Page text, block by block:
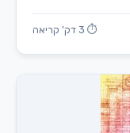
⏱ 3 דק' קריאה